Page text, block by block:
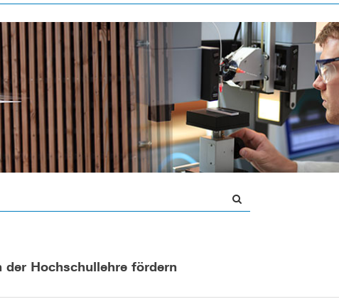
der Hochschullehre fördern